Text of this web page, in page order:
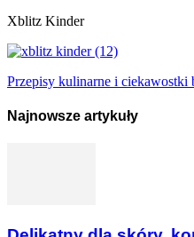
Xblitz Kinder
Przepisy kulinarne i ciekawostki
Najnowsze artykuły